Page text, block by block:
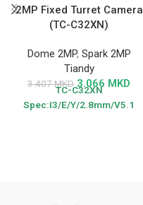
2MP Fixed Turret Camera
(TC-C32XN)
Dome 2MP, Spark 2MP
Tiandy
3.407MKD 3.066 MKD
TC-C32XN
Spec:I3/E/Y/2.8mm/V5.1